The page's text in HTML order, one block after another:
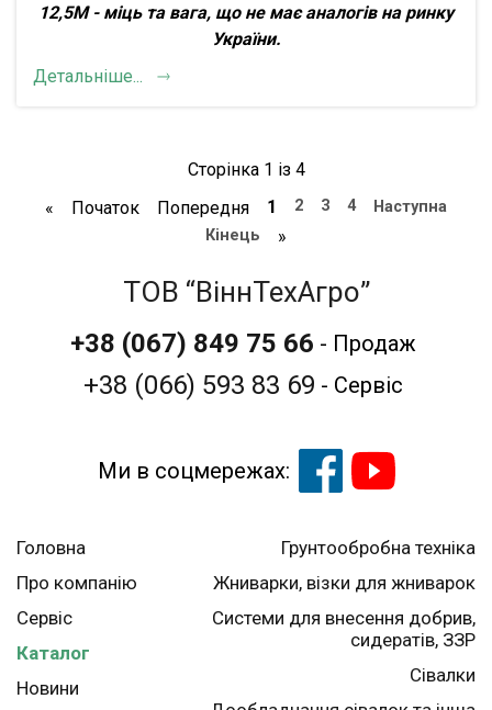
12,5М - міць та вага, що не має аналогів на ринку
України.
Детальніше...
Сторінка 1 із 4
«
Початок Попередня 1 2 3 4
Наступна
Кінець
»
ТОВ “ВіннТехАгро”
+38 (067) 849 75 66 - Продаж
+38 (066) 593 83 69 - Сервіс
Ми в соцмережах:
Головна
Про компанію
Сервіс
Каталог
Новини
Грунтообробна техніка
Жниварки, візки для жниварок
Системи для внесення добрив,
сидератів, ЗЗР
Сівалки